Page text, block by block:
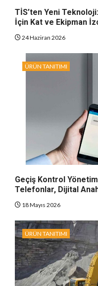
TİS’ten Yeni
İçin Kat ve Ekipman
24 Haziran 2026
ÜRÜN TANITIMI
Geçiş Kontrol
Telefonlar, Dijital
18 Mayıs 2026
ÜRÜN TANITIMI